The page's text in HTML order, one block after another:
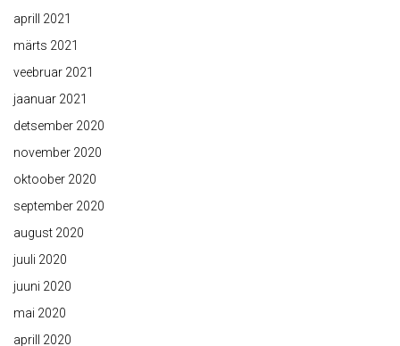
aprill 2021
märts 2021
veebruar 2021
jaanuar 2021
detsember 2020
november 2020
oktoober 2020
september 2020
august 2020
juuli 2020
juuni 2020
mai 2020
aprill 2020